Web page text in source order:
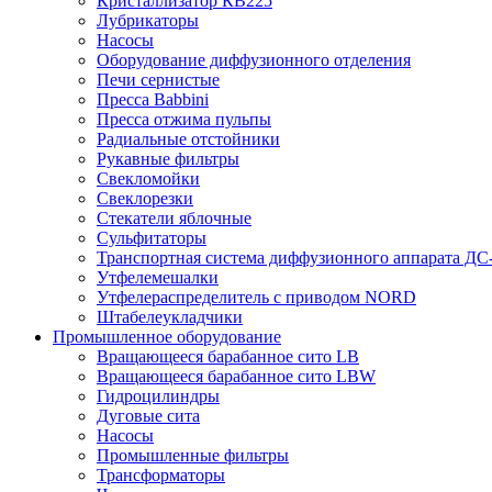
Лубрикаторы
Насосы
Оборудование диффузионного отделения
Печи сернистые
Пресса Babbini
Пресса отжима пульпы
Радиальные отстойники
Рукавные фильтры
Свекломойки
Свеклорезки
Стекатели яблочные
Сульфитаторы
Транспортная система диффузионного аппарата
Утфелемешалки
Утфелераспределитель с приводом NORD
Штабелеукладчики
Промышленное оборудование
Вращающееся барабанное сито LB
Вращающееся барабанное сито LBW
Гидроцилиндры
Дуговые сита
Насосы
Промышленные фильтры
Трансформаторы